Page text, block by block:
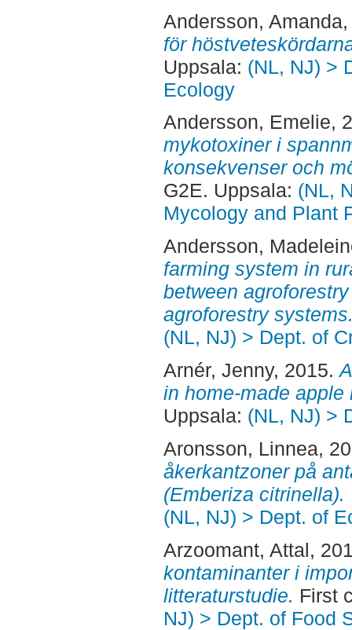
Andersson, Amanda
för
Uppsala: (NL, NJ) >
Ecology
Andersson, Emelie,
mykotoxiner i
konsekvenser och
G2E. Uppsala: (NL,
Mycology and Plant
Andersson,
farming system in
between
agroforestry
(NL, NJ) > Dept. of
Arnér, Jenny, 2015.
in home-made apple
Uppsala: (NL, NJ) >
Aronsson, Linnea,
åkerkantzoner på
(Emberiza citrinella).
(NL, NJ) > Dept. of
Arzoomant, Attal,
kontaminanter i
litteraturstudie. First
NJ) > Dept. of Food